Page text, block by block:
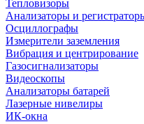
Тепловизоры
Анализаторы и
Осциллографы
Измерители заземления
Вибрация и центрирование
Газосигнализаторы
Видеоскопы
Анализаторы батарей
Лазерные нивелиры
ИК-окна